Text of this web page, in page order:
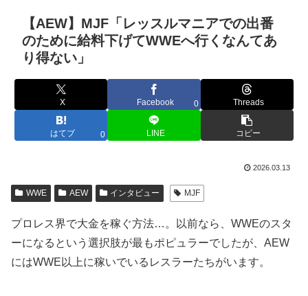
【AEW】MJF「レッスルマニアでの出番
のために給料下げてWWEへ行くなんてあ
り得ない」
X Facebook 0 Threads
はてブ 0 LINE コピー
2026.03.13
WWE AEW インタビュー MJF
プロレス界で大金を稼ぐ方法…。以前なら、WWEのスタ
ーになるという選択肢が最もポピュラーでしたが、AEW
にはWWE以上に稼いでいるレスラーたちがいます。